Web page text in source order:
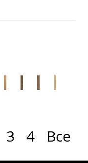
3 4 Все